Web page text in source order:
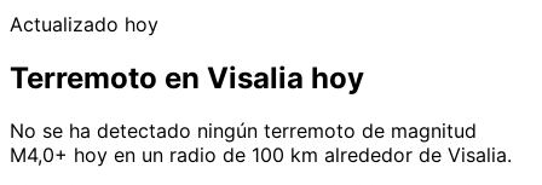
Actualizado hoy
Terremoto en Visalia hoy
No se ha detectado ningún terremoto de magnitud
M4,0+ hoy en un radio de 100 km alrededor de Visalia.